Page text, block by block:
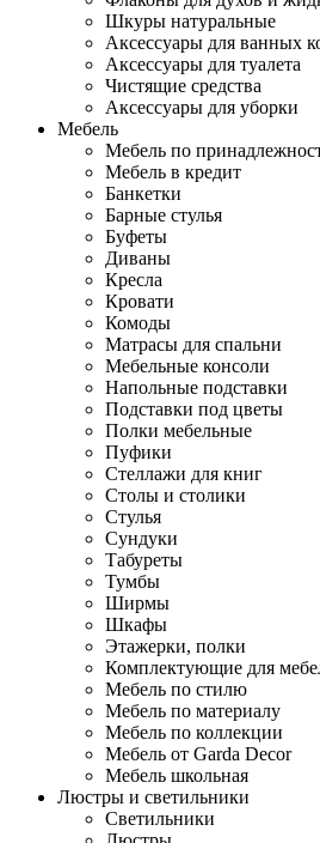
Шкуры натуральные
Аксессуары для ванных
Аксессуары для туалета
Чистящие средства
Аксессуары для уборки
Мебель
Мебель по
Мебель в кредит
Банкетки
Барные стулья
Буфеты
Диваны
Кресла
Кровати
Комоды
Матрасы для спальни
Мебельные консоли
Напольные подставки
Подставки под цветы
Полки мебельные
Пуфики
Стеллажи для книг
Столы и столики
Стулья
Сундуки
Табуреты
Тумбы
Ширмы
Шкафы
Этажерки, полки
Комплектующие для
Мебель по стилю
Мебель по материалу
Мебель по коллекции
Мебель от Garda Decor
Мебель школьная
Люстры и светильники
Светильники